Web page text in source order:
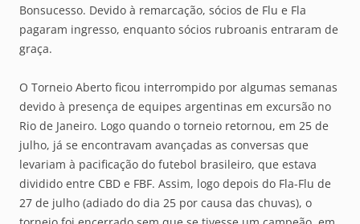
Bonsucesso. Devido à remarcação, sócios de Flu e Fla
pagaram ingresso, enquanto sócios rubroanis entraram de
graça.
O Torneio Aberto ficou interrompido por algumas semanas
devido à presença de equipes argentinas em excursão no
Rio de Janeiro. Logo quando o torneio retornou, em 25 de
julho, já se encontravam avançadas as conversas que
levariam à pacificação do futebol brasileiro, que estava
dividido entre CBD e FBF. Assim, logo depois do Fla-Flu de
27 de julho (adiado do dia 25 por causa das chuvas), o